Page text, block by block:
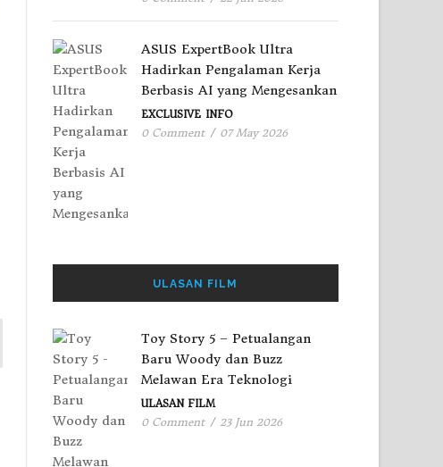
ASUS ExpertBook Ultra
Hadirkan Pengalaman Kerja
Berbasis AI yang Mengesankan
EXCLUSIVE INFO
0 Comment / 07 May 2026
ULASAN FILM
Toy Story 5 – Petualangan
Baru Woody dan Buzz
Melawan Era Teknologi
ULASAN FILM
0 Comment / 23 Jun 2026